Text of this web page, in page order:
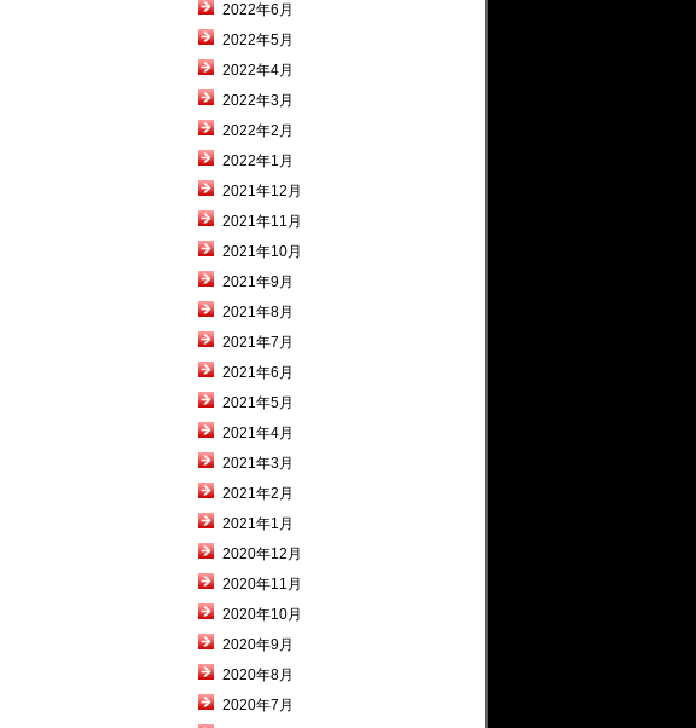
2022年6月
2022年5月
2022年4月
2022年3月
2022年2月
2022年1月
2021年12月
2021年11月
2021年10月
2021年9月
2021年8月
2021年7月
2021年6月
2021年5月
2021年4月
2021年3月
2021年2月
2021年1月
2020年12月
2020年11月
2020年10月
2020年9月
2020年8月
2020年7月